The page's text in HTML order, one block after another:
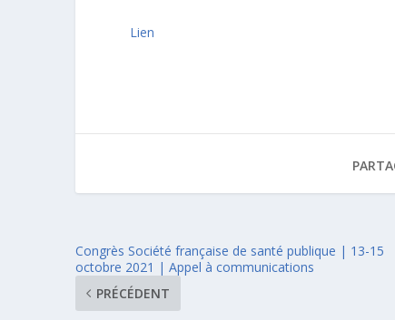
Lien
Congrès Société française de santé publique | 13-15
octobre 2021 | Appel à communications
PRÉCÉDENT